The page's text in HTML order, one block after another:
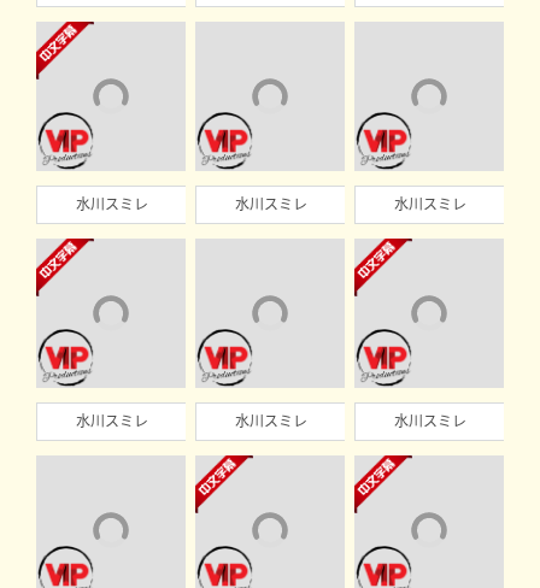
水川スミレ 水川スミレ 水川スミレ
水川スミレ 水川スミレ 水川スミレ